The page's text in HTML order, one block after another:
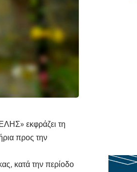
εκφράζει τη
προς την
κατά την περίοδο